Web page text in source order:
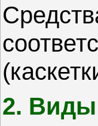
2. Виды